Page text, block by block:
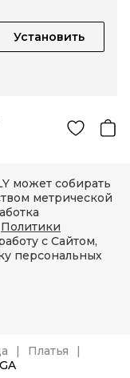
Установить
может собирать
метрической
Политики
с Сайтом,
персональных
Платья